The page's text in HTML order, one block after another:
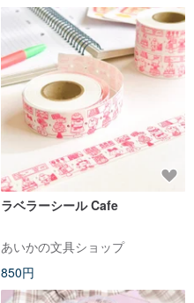
ラベラーシール Cafe
あいかの文具ショップ
850円